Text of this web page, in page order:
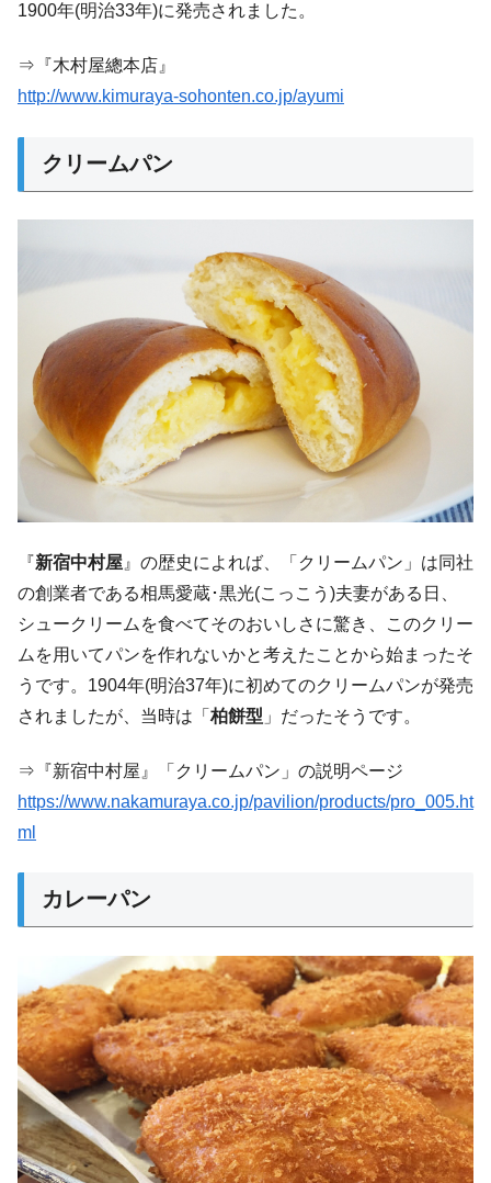
1900年(明治33年)に発売されました。
⇒『木村屋總本店』
http://www.kimuraya-sohonten.co.jp/ayumi
クリームパン
『新宿中村屋 』の歴史によれば、「クリームパン」は同社
の創業者である相馬愛蔵･黒光(こっこう)夫妻がある日、
シュークリームを食べてそのおいしさに驚き、このクリー
ムを用いてパンを作れないかと考えたことから始まったそ
うです。1904年(明治37年)に初めてのクリームパンが発売
されましたが、当時は「柏餅型 」だったそうです。
⇒『新宿中村屋』「クリームパン」の説明ページ
https://www.nakamuraya.co.jp/pavilion/products/pro_005.ht
ml
カレーパン